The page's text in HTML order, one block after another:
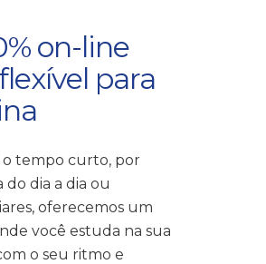
on-line
para
o tempo curto, por
dia a dia ou
oferecemos um
você estuda na sua
o seu ritmo e